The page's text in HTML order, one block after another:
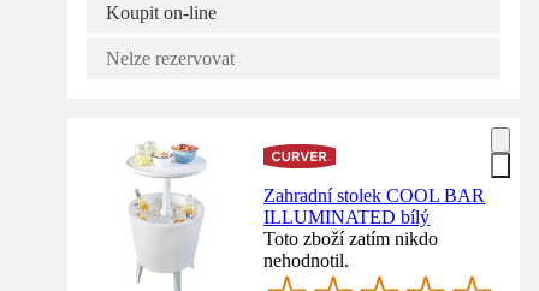
Koupit on-line
Nelze rezervovat
Zahradní stolek COOL BAR
ILLUMINATED bílý
Toto zboží zatím nikdo
nehodnotil.